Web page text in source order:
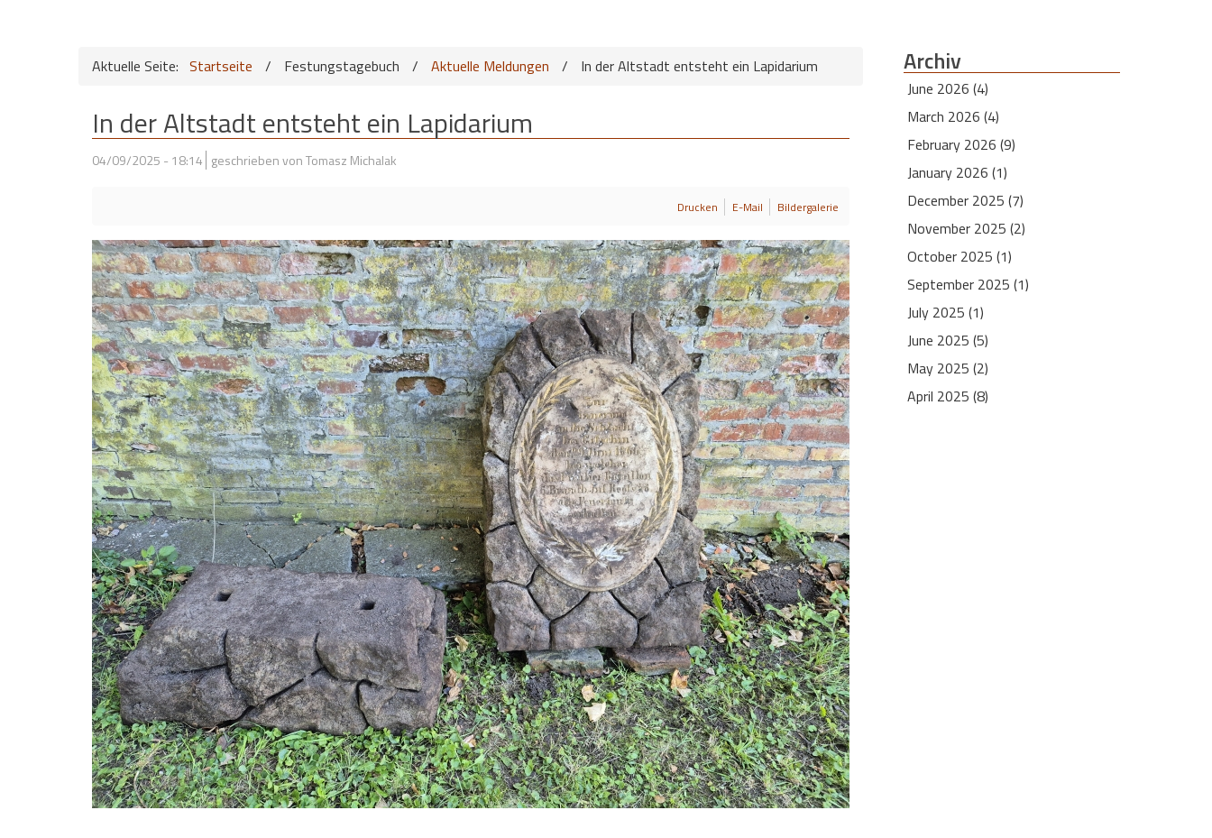
Aktuelle Seite: Startseite / Festungstagebuch / Aktuelle Meldungen / In der Altstadt entsteht ein Lapidarium
In der Altstadt entsteht ein Lapidarium
04/09/2025 - 18:14 geschrieben von Tomasz Michalak
Drucken E-Mail Bildergalerie
Archiv
June 2026 (4)
March 2026 (4)
February 2026 (9)
January 2026 (1)
December 2025 (7)
November 2025 (2)
October 2025 (1)
September 2025 (1)
July 2025 (1)
June 2025 (5)
May 2025 (2)
April 2025 (8)